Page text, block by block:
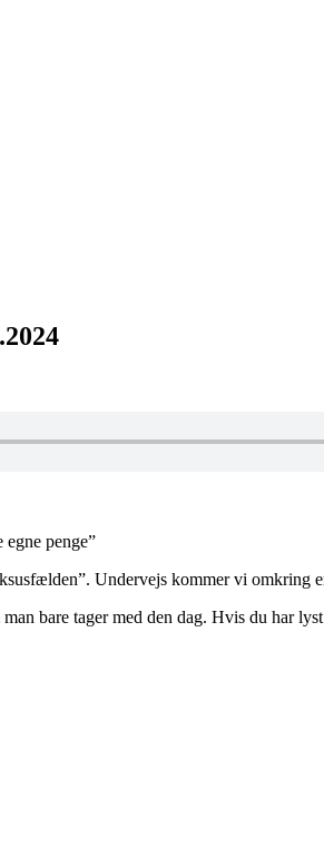
penge”
Undervejs kommer vi omkring
bare tager med den dag. Hvis du har